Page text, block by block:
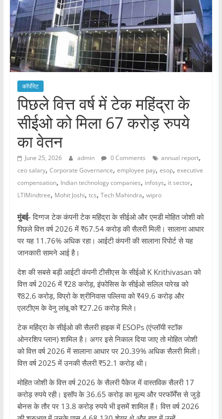
कॉर्पोरेट
पिछले वित्त वर्ष में टेक महिंद्रा के
सीईओ को मिला 67 करोड़ रुपये
का वेतन
June 25, 2026 admin 0 Comments annual report,
ceo salary, Corporate Governance, employee pay, esop, executive
compensation, Indian technology companies, infosys, it sector,
LTIMindtree, Mohit Joshi, tcs, Tech Mahindra, wipro
मुंबई-दिग्गज टेक कंपनी टेक महिंद्रा के सीईओ और एमडी मोहित जोशी को
पिछले वित्त वर्ष 2026 में ₹67.54 करोड़ की सैलरी मिली। सालाना आधार
पर यह 11.76% अधिक रहा। आईटी कंपनी की सालाना रिपोर्ट से यह
जानकारी सामने आई है।
देश की सबसे बड़ी आईटी कंपनी टीसीएस के सीईओ K Krithivasan को
वित्त वर्ष 2026 में ₹28 करोड़, इंफोसिस के सीईओ सलिल पारेख को
₹82.6 करोड़, विप्रो के श्रीनिवास पल्लिया को ₹49.6 करोड़ और
एलटीएम के वेनु लांबू को ₹27.26 करोड़ मिले।
टेक महिंद्रा के सीईओ की सैलरी हाइक में ESOPs (एंप्लॉयी स्टॉक
ओनरशिप प्लान) शामिल है। अगर इसे निकाल दिया जाए तो मोहित जोशी
को वित्त वर्ष 2026 में सालाना आधार पर 20.39% अधिक सैलरी मिली।
वित्त वर्ष 2025 में उनकी सैलरी ₹52.1 करोड़ थी।
मोहित जोशी के वित्त वर्ष 2026 के सैलरी पैकेज में वास्तविक सैलरी 17
करोड़ रुपये रही। इसॉप के 36.65 करोड़ का मूल्य और परफॉर्मेंस से जुड़े
बोनस के तौर पर 13.8 करोड़ रुपये भी इसमें शामिल हैं। वित्त वर्ष 2026